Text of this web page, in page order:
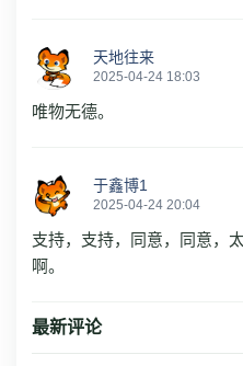
天地往来
2025-04-24 18:03
唯物无德。
于鑫博1
2025-04-24 20:04
支持，支持，同意，同意，
啊。
最新评论